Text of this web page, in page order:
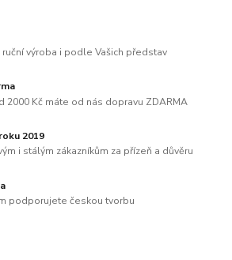
výroba i podle Vašich představ
2000 Kč máte od nás dopravu ZDARMA
2019
i stálým zákazníkům za přízeň a důvěru
podporujete českou tvorbu